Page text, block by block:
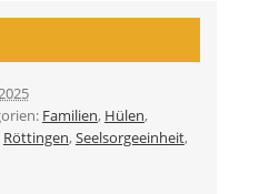
Familien, Hülen,
Röttingen,Seelsorgeeinheit,